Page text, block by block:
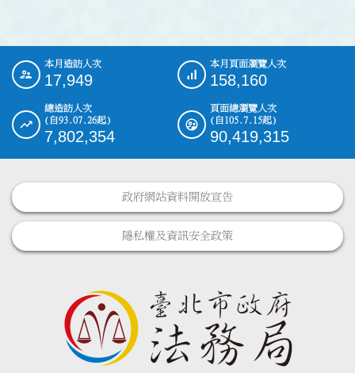
::: 本月造訪人次
17,949
本月頁面瀏覽人次
158,160
總造訪人次
(自93.07.26起)
7,802,354
頁面總瀏覽人次
(自105.7.15起)
90,419,315
政府網站資料開放宣告
隱私權及資訊安全政策